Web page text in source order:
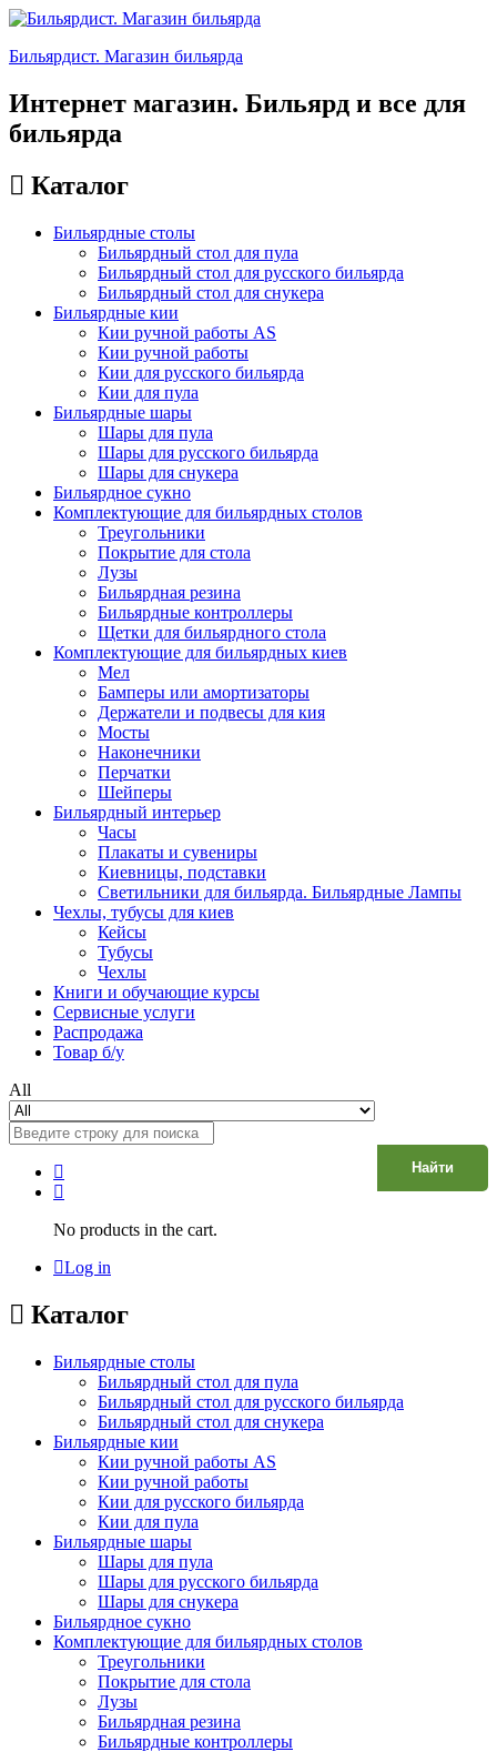
Бильярдист. Магазин бильярда
Интернет магазин. Бильярд и все для
бильярда
Каталог
Бильярдные столы
Бильярдный стол для пула
Бильярдный стол для русского бильярда
Бильярдный стол для снукера
Бильярдные кии
Кии ручной работы AS
Кии ручной работы
Кии для русского бильярда
Кии для пула
Бильярдные шары
Шары для пула
Шары для русского бильярда
Шары для снукера
Бильярдное сукно
Комплектующие для бильярдных столов
Треугольники
Покрытие для стола
Лузы
Бильярдная резина
Бильярдные контроллеры
Щетки для бильярдного стола
Комплектующие для бильярдных киев
Мел
Бамперы или амортизаторы
Держатели и подвесы для кия
Мосты
Наконечники
Перчатки
Шейперы
Бильярдный интерьер
Часы
Плакаты и сувениры
Киевницы, подставки
Светильники для бильярда. Бильярдные Лампы
Чехлы, тубусы для киев
Кейсы
Тубусы
Чехлы
Книги и обучающие курсы
Сервисные услуги
Распродажа
Товар б/у
All
Найти
No products in the cart.
Log in
Каталог
Бильярдные столы
Бильярдный стол для пула
Бильярдный стол для русского бильярда
Бильярдный стол для снукера
Бильярдные кии
Кии ручной работы AS
Кии ручной работы
Кии для русского бильярда
Кии для пула
Бильярдные шары
Шары для пула
Шары для русского бильярда
Шары для снукера
Бильярдное сукно
Комплектующие для бильярдных столов
Треугольники
Покрытие для стола
Лузы
Бильярдная резина
Бильярдные контроллеры